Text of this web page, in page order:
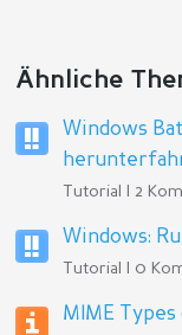
Ähnliche
Windows
Tutorial | 2
Windows:
Tutorial | 0
MIME